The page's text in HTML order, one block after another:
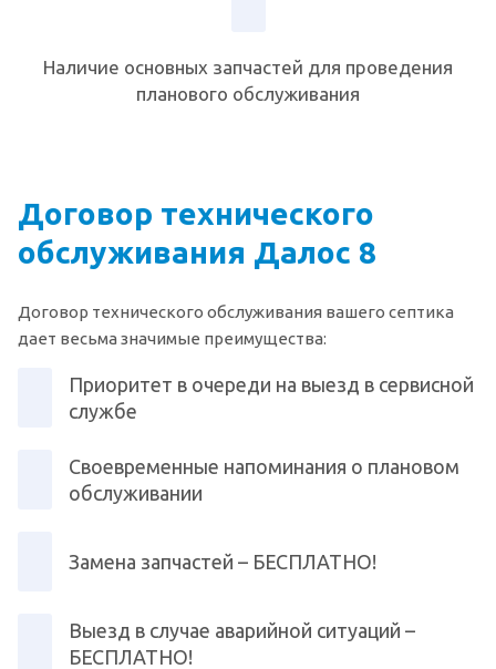
Наличие основных запчастей для проведения
планового обслуживания
Договор технического
обслуживания Далос 8
Договор технического обслуживания вашего септика
дает весьма значимые преимущества:
Приоритет в очереди на выезд в сервисной
службе
Своевременные напоминания о плановом
обслуживании
Замена запчастей – БЕСПЛАТНО!
Выезд в случае аварийной ситуаций –
БЕСПЛАТНО!